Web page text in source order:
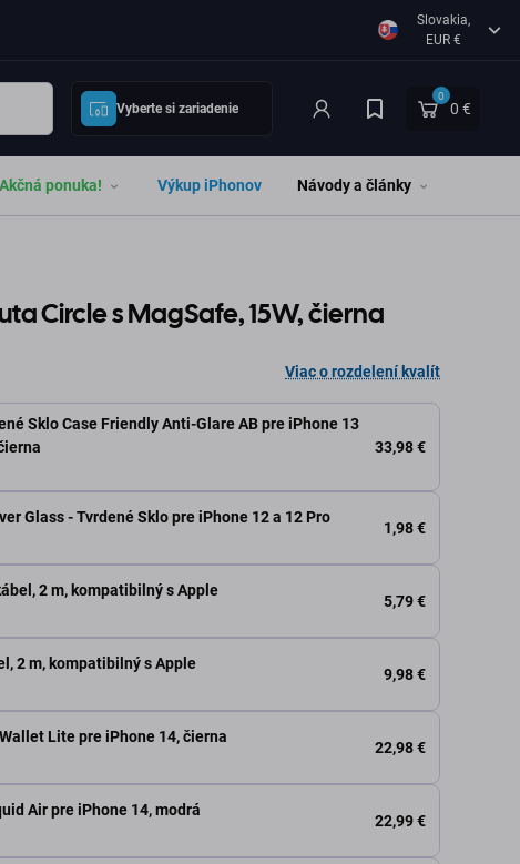
Slovakia,
EUR €
Vyberte si zariadenie
0
0 €
ponuka! Výkup iPhonov Návody a články
Circle s MagSafe, 15W, čierna
Viac o rozdelení kvalít
Sklo Case Friendly Anti-Glare AB pre iPhone 13
33,98 €
Glass - Tvrdené Sklo pre iPhone 12 a 12 Pro
1,98 €
2 m, kompatibilný s Apple
5,79 €
2 m, kompatibilný s Apple
9,98 €
Lite pre iPhone 14, čierna
22,98 €
Air pre iPhone 14, modrá
22,99 €